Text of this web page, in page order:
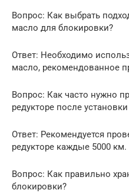
Вопрос: Как выбрать
масло для блокировки?
Ответ: Необходимо
масло, рекомендованное
Вопрос: Как часто нужно
редукторе после
Ответ: Рекомендуется
редукторе каждые 5000 км.
Вопрос: Как правильно
блокировки?